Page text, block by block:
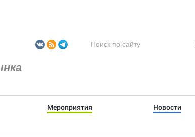
Мероприятия Новости